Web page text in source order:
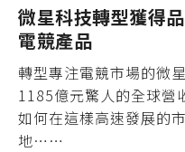
微星科技轉型獲得
電競產品
轉型專注電競市場的微
1185億元驚人的全球營
如何在這樣高速發展的
地……